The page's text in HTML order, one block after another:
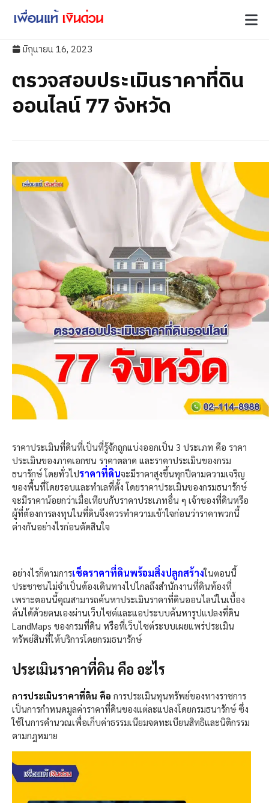
มิถุนายน 16, 2023
ตรวจสอบประเมินราคาที่ดิน
ออนไลน์ 77 จังหวัด
ราคาประเมินที่ดินที่เป็นที่รู้จักถูกแบ่งออกเป็น 3 ประเภท คือ ราคา
ประเมินของภาคเอกชน ราคาตลาด และราคาประเมินของกรม
ธนารักษ์ โดยทั่วไปราคาที่ดินจะมีราคาสูงขึ้นทุกปีตามความเจรฺิญ
ของพื้นที่โดยรอบและทำเลที่ตั้ง โดยราคาประเมินของกรมธนารักษ์
จะมีราคาน้อยกว่าเมื่อเทียบกับราคาประเภทอื่น ๆ เจ้าของที่ดินหรือ
ผู้ที่ต้องการลงทุนในที่ดินจึงควรทำความเข้าใจก่อนว่าราคาพวกนี้
ต่างกันอย่างไรก่อนตัดสินใจ
อย่างไรก็ตามการเช็คราคาที่ดินพร้อมสิ่งปลูกสร้างในตอนนี้
ประชาชนไม่จำเป็นต้องเดินทางไปไกลถึงสำนักงานที่ดินท้องที่
เพราะตอนนี้คุณสามารถค้นหาประเมินราคาที่ดินออนไลน์ในเบื้อง
ต้นได้ด้วยตนเองผ่านเว็บไซต์และแอประบบค้นหารูปแปลงที่ดิน
LandMaps ของกรมที่ดิน หรือที่เว็บไซต์ระบบเผยแพร่ประเมิน
ทรัพย์สินที่ให้บริการโดยกรมธนารักษ์
ประเมินราคาที่ดิน คือ อะไร
การประเมินราคาที่ดิน คือ การประเมินทุนทรัพย์ของทางราชการ
เป็นการกำหนดมูลค่าราคาที่ดินของแต่ละแปลงโดยกรมธนารักษ์ ซึ่ง
ใช้ในการคำนวณเพื่อเก็บค่าธรรมเนียมจดทะเบียนสิทธิและนิติกรรม
ตามกฎหมาย